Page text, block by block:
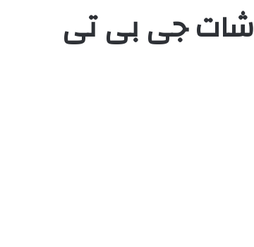
شات جى بى تى